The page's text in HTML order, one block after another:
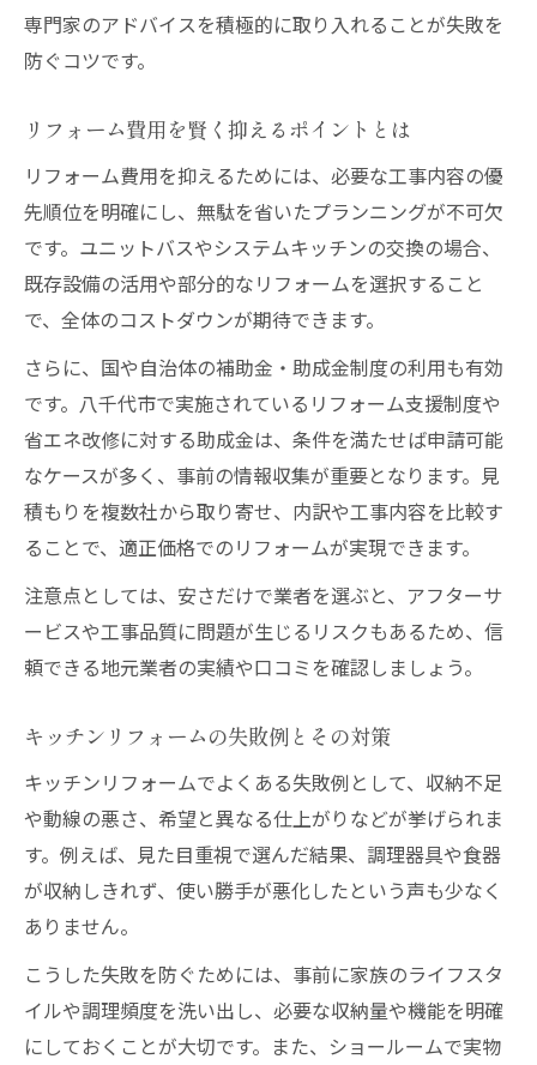
専門家のアドバイスを積極的に取り入れることが失敗を
防ぐコツです。
リフォーム費用を賢く抑えるポイントとは
リフォーム費用を抑えるためには、必要な工事内容の優
先順位を明確にし、無駄を省いたプランニングが不可欠
です。ユニットバスやシステムキッチンの交換の場合、
既存設備の活用や部分的なリフォームを選択すること
で、全体のコストダウンが期待できます。
さらに、国や自治体の補助金・助成金制度の利用も有効
です。八千代市で実施されているリフォーム支援制度や
省エネ改修に対する助成金は、条件を満たせば申請可能
なケースが多く、事前の情報収集が重要となります。見
積もりを複数社から取り寄せ、内訳や工事内容を比較す
ることで、適正価格でのリフォームが実現できます。
注意点としては、安さだけで業者を選ぶと、アフターサ
ービスや工事品質に問題が生じるリスクもあるため、信
頼できる地元業者の実績や口コミを確認しましょう。
キッチンリフォームの失敗例とその対策
キッチンリフォームでよくある失敗例として、収納不足
や動線の悪さ、希望と異なる仕上がりなどが挙げられま
す。例えば、見た目重視で選んだ結果、調理器具や食器
が収納しきれず、使い勝手が悪化したという声も少なく
ありません。
こうした失敗を防ぐためには、事前に家族のライフスタ
イルや調理頻度を洗い出し、必要な収納量や機能を明確
にしておくことが大切です。また、ショールームで実物